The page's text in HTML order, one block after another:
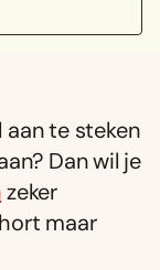
aan te steken
Dan wil je
zeker
maar